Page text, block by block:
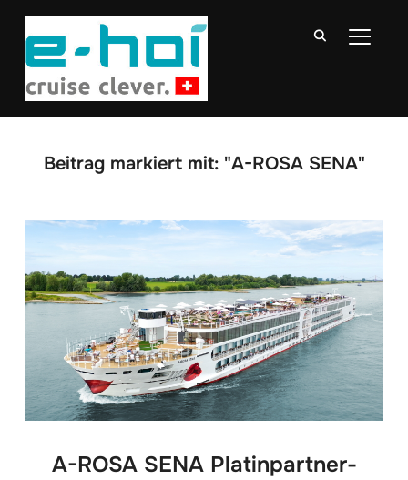
Beitrag markiert mit: "A-ROSA SENA"
A-ROSA SENA Platinpartner-